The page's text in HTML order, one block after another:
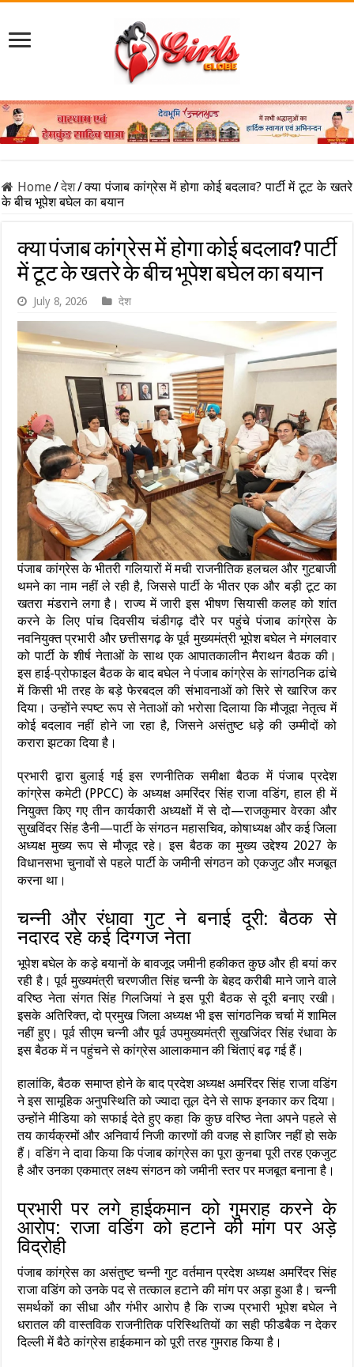
Home/देश/क्या पंजाब कांग्रेस में होगा कोई बदलाव? पार्टी में टूट के खतरे
के बीच भूपेश बघेल का बयान
क्या पंजाब कांग्रेस में होगा कोई बदलाव? पार्टी
में टूट के खतरे के बीच भूपेश बघेल का बयान
July 8, 2026 देश
पंजाब कांग्रेस के भीतरी गलियारों में मची राजनीतिक हलचल और गुटबाजी
थमने का नाम नहीं ले रही है, जिससे पार्टी के भीतर एक और बड़ी टूट का
खतरा मंडराने लगा है। राज्य में जारी इस भीषण सियासी कलह को शांत
करने के लिए पांच दिवसीय चंडीगढ़ दौरे पर पहुंचे पंजाब कांग्रेस के
नवनियुक्त प्रभारी और छत्तीसगढ़ के पूर्व मुख्यमंत्री भूपेश बघेल ने मंगलवार
को पार्टी के शीर्ष नेताओं के साथ एक आपातकालीन मैराथन बैठक की।
इस हाई-प्रोफाइल बैठक के बाद बघेल ने पंजाब कांग्रेस के सांगठनिक ढांचे
में किसी भी तरह के बड़े फेरबदल की संभावनाओं को सिरे से खारिज कर
दिया। उन्होंने स्पष्ट रूप से नेताओं को भरोसा दिलाया कि मौजूदा नेतृत्व में
कोई बदलाव नहीं होने जा रहा है, जिसने असंतुष्ट धड़े की उम्मीदों को
करारा झटका दिया है।
प्रभारी द्वारा बुलाई गई इस रणनीतिक समीक्षा बैठक में पंजाब प्रदेश
कांग्रेस कमेटी (PPCC) के अध्यक्ष अमरिंदर सिंह राजा वडिंग, हाल ही में
नियुक्त किए गए तीन कार्यकारी अध्यक्षों में से दो—राजकुमार वेरका और
सुखविंदर सिंह डैनी—पार्टी के संगठन महासचिव, कोषाध्यक्ष और कई जिला
अध्यक्ष मुख्य रूप से मौजूद रहे। इस बैठक का मुख्य उद्देश्य 2027 के
विधानसभा चुनावों से पहले पार्टी के जमीनी संगठन को एकजुट और मजबूत
करना था।
चन्नी और रंधावा गुट ने बनाई दूरी: बैठक से
नदारद रहे कई दिग्गज नेता
भूपेश बघेल के कड़े बयानों के बावजूद जमीनी हकीकत कुछ और ही बयां कर
रही है। पूर्व मुख्यमंत्री चरणजीत सिंह चन्नी के बेहद करीबी माने जाने वाले
वरिष्ठ नेता संगत सिंह गिलजियां ने इस पूरी बैठक से दूरी बनाए रखी।
इसके अतिरिक्त, दो प्रमुख जिला अध्यक्ष भी इस सांगठनिक चर्चा में शामिल
नहीं हुए। पूर्व सीएम चन्नी और पूर्व उपमुख्यमंत्री सुखजिंदर सिंह रंधावा के
इस बैठक में न पहुंचने से कांग्रेस आलाकमान की चिंताएं बढ़ गई हैं।
हालांकि, बैठक समाप्त होने के बाद प्रदेश अध्यक्ष अमरिंदर सिंह राजा वडिंग
ने इस सामूहिक अनुपस्थिति को ज्यादा तूल देने से साफ इनकार कर दिया।
उन्होंने मीडिया को सफाई देते हुए कहा कि कुछ वरिष्ठ नेता अपने पहले से
तय कार्यक्रमों और अनिवार्य निजी कारणों की वजह से हाजिर नहीं हो सके
हैं। वडिंग ने दावा किया कि पंजाब कांग्रेस का पूरा कुनबा पूरी तरह एकजुट
है और उनका एकमात्र लक्ष्य संगठन को जमीनी स्तर पर मजबूत बनाना है।
प्रभारी पर लगे हाईकमान को गुमराह करने के
आरोप: राजा वडिंग को हटाने की मांग पर अड़े
विद्रोही
पंजाब कांग्रेस का असंतुष्ट चन्नी गुट वर्तमान प्रदेश अध्यक्ष अमरिंदर सिंह
राजा वडिंग को उनके पद से तत्काल हटाने की मांग पर अड़ा हुआ है। चन्नी
समर्थकों का सीधा और गंभीर आरोप है कि राज्य प्रभारी भूपेश बघेल ने
धरातल की वास्तविक राजनीतिक परिस्थितियों का सही फीडबैक न देकर
दिल्ली में बैठे कांग्रेस हाईकमान को पूरी तरह गुमराह किया है।